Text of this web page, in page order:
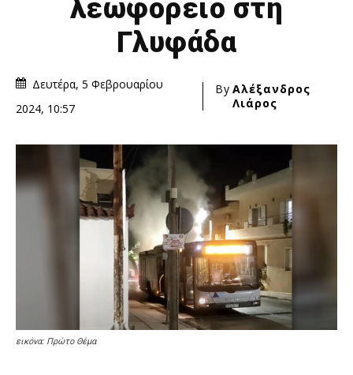
λεωφορείο στη
Γλυφάδα
Δευτέρα, 5 Φεβρουαρίου
2024, 10:57
By Αλέξανδρος
Λιάρος
εικόνα: Πρώτο Θέμα